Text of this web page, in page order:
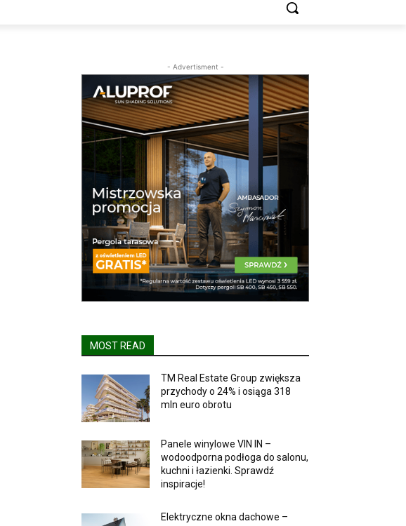
- Advertisment -
MOST READ
TM Real Estate Group zwiększa
przychody o 24% i osiąga 318
mln euro obrotu
Panele winylowe VIN IN –
wodoodporna podłoga do salonu,
kuchni i łazienki. Sprawdź
inspiracje!
Elektryczne okna dachowe –